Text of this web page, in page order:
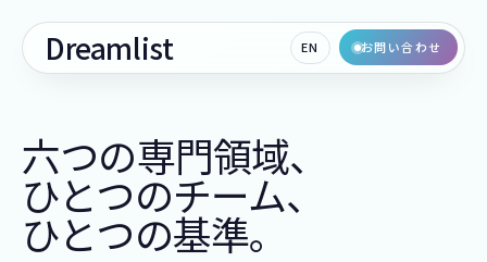
Dreamlist EN お問い合わせ
六つの​専門領域、
ひとつの​チーム、
ひとつの​基準。